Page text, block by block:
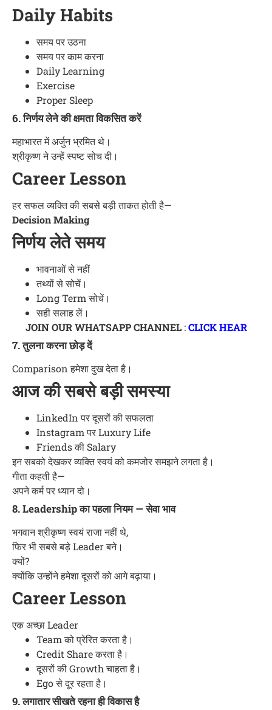
Daily Habits
समय पर उठना
समय पर काम करना
Daily Learning
Exercise
Proper Sleep
6. निर्णय लेने की क्षमता विकसित करें
महाभारत में अर्जुन भ्रमित थे।
श्रीकृष्ण ने उन्हें स्पष्ट सोच दी।
Career Lesson
हर सफल व्यक्ति की सबसे बड़ी ताकत होती है—
Decision Making
निर्णय लेते समय
भावनाओं से नहीं
तथ्यों से सोचें।
Long Term सोचें।
सही सलाह लें।
JOIN OUR WHATSAPP CHANNEL:CLICK HEAR
7. तुलना करना छोड़ दें
Comparison हमेशा दुख देता है।
आज की सबसे बड़ी समस्या
LinkedIn पर दूसरों की सफलता
Instagram पर Luxury Life
Friends की Salary
इन सबको देखकर व्यक्ति स्वयं को कमजोर समझने लगता है।
गीता कहती है—
अपने कर्म पर ध्यान दो।
8. Leadership का पहला नियम — सेवा भाव
भगवान श्रीकृष्ण स्वयं राजा नहीं थे,
फिर भी सबसे बड़े Leader बने।
क्यों?
क्योंकि उन्होंने हमेशा दूसरों को आगे बढ़ाया।
Career Lesson
एक अच्छा Leader
Team को प्रेरित करता है।
Credit Share करता है।
दूसरों की Growth चाहता है।
Ego से दूर रहता है।
9. लगातार सीखते रहना ही विकास है